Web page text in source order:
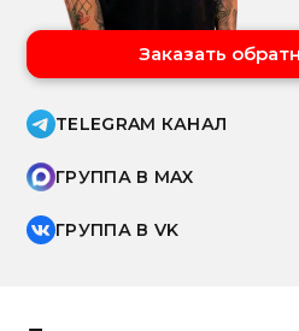
Заказать
TELEGRAM КАНАЛ
ГРУППА В MAX
ГРУППА В VK